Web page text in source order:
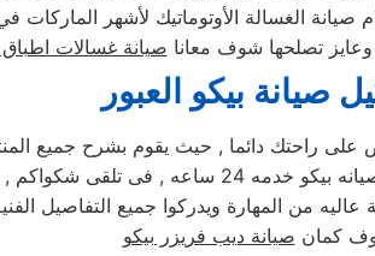
تصلحها شوف معانا صيانة غسالات اطباق
صيانة بيكو العبور
راحتك دائما , حيث يقوم بشرح جميع
لصيانه اجهزتكم . لدي مركز
من المهارة ويدركوا جميع التفاصيل
كمان صيانة ديب فريزر بيكو